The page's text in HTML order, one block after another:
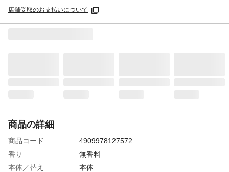
店舗受取のお支払いについて
商品の詳細
商品コード
4909978127572
香り
無香料
本体／替え
本体